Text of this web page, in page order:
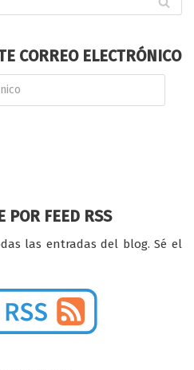
CORREO ELECTRÓNICO
POR FEED RSS
las entradas del blog. Sé el